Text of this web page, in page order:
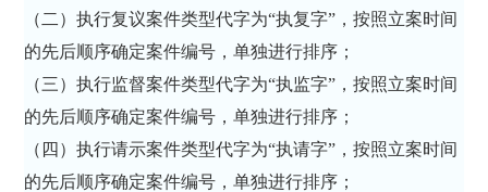
（二）执行复议案件类型代字为“执复字”，按照立案时间
的先后顺序确定案件编号，单独进行排序；
（三）执行监督案件类型代字为“执监字”，按照立案时间
的先后顺序确定案件编号，单独进行排序；
（四）执行请示案件类型代字为“执请字”，按照立案时间
的先后顺序确定案件编号，单独进行排序；